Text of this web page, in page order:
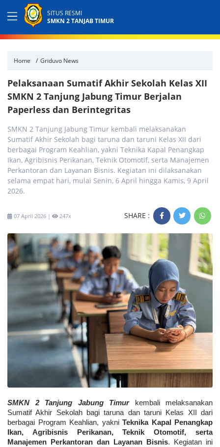
SITUS RESMI
SMKN 2 TANJAB TIMUR
Home Griduvo News
Pelaksanaan Sumatif Akhir Sekolah Kelas XII
SMKN 2 Tanjung Jabung Timur Berjalan
Paperless dan Berintegritas
SMKN 2 Tanjung Jabung Timur kembali melaksanakan
Sumatif Akhir Sekolah bagi taruna dan taruni Kelas XII dari
berbagai Program Keahlian, yakni Teknika Kapal Penangkap
Ikan, Agribisnis Perikanan, Teknik Otomotif, serta Manajemen
Perkantoran dan Layanan Bisnis. Kegiatan ini dilaksanakan
selama empat hari, mulai Senin, 6 April hingga Kamis, 9 April
2026.
07 April 2026 | 247x SHARE :
SMKN 2 Tanjung Jabung Timurkembali melaksanakan
Sumatif Akhir Sekolah bagi taruna dan taruni Kelas XII dari
berbagai Program Keahlian, yakni Teknika Kapal Penangkap
Ikan, Agribisnis Perikanan, Teknik Otomotif, serta
Manajemen Perkantoran dan Layanan Bisnis. Kegiatan ini